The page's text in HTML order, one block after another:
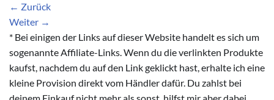
← Zurück
Weiter →
* Bei einigen der Links auf dieser Website handelt es sich um
sogenannte Affiliate-Links. Wenn du die verlinkten Produkte
kaufst, nachdem du auf den Link geklickt hast, erhalte ich eine
kleine Provision direkt vom Händler dafür. Du zahlst bei